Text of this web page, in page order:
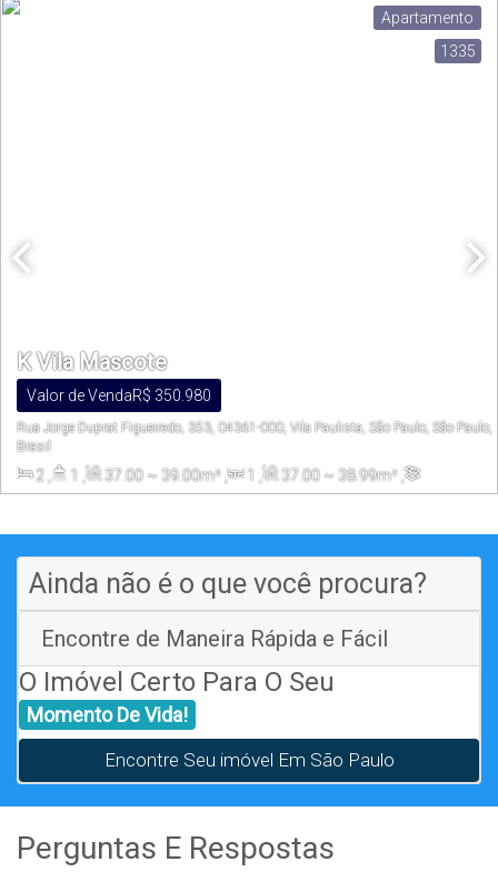
Apartamento
1335
K Vila Mascote
R$ 350.980
Valor de Venda
Rua Jorge Duprat Figueiredo, 353, 04361-000, Vila Paulista, São Paulo, São Paulo,
Brasil
2 , 1 , 37.00~ 39.00m² , 1 , 37.00~ 38.99m² ,
3572.30m²
Ainda não é o que você procura?
Encontre de Maneira Rápida e Fácil
O Imóvel Certo Para O Seu
Momento De Vida!
Encontre Seu imóvel Em São Paulo
Perguntas E Respostas